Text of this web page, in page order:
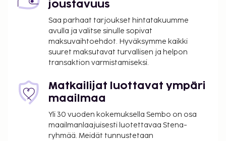
2026 vai 17/10-24/12 2026. Asuminen 7 pv - maksa 6
ajalla 8/8-17/10 2026. Asuminen 14 pv - maksa 12
ajalla 2/1-24/12 2026.
Saapuminen
20:00, huoneenluovutusaika: 12:00.
joustavuus
Saa parhaat tarjoukset hintatakuumme
avulla ja valitse sinulle sopivat
maksuvaihtoehdot. Hyväksymme kaikki
suuret maksutavat turvallisen ja helpon
transaktion varmistamiseksi.
Matkailijat luottavat ympäri
maailmaa
Yli 30 vuoden kokemuksella Sembo on osa
maailmanlaajuisesti luotettavaa Stena-
ryhmää. Meidät tunnustetaan